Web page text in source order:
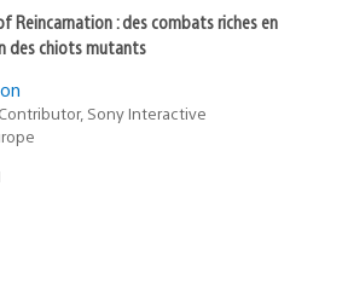
Reincarnation : des combats riches en
des chiots mutants
Sony Interactive